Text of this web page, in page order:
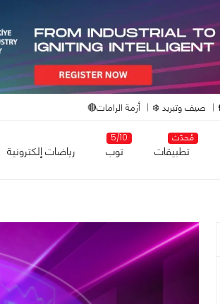
صيف وتبريد ❄️ أزمة الرامات🔴
مُحدّث
تطبيقات
5/10
توب رياضات إلكترونية